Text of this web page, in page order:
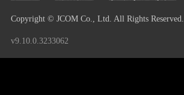
Copyright © JCOM Co., Ltd. All Rights Reserved.
v9.10.0.3233062